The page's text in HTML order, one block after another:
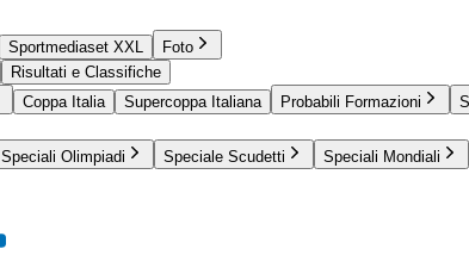
Sportmediaset XXL
Foto
Risultati e Classifiche
Coppa Italia Supercoppa Italiana Probabili Formazioni
Speciali Olimpiadi Speciale Scudetti Speciali Mondiali